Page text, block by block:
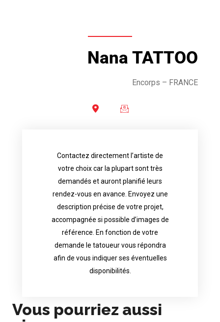
Nana TATTOO
Encorps – FRANCE
Contactez directement l’artiste de
votre choix car la plupart sont très
demandés et auront planifié leurs
rendez-vous en avance. Envoyez une
description précise de votre projet,
accompagnée si possible d’images de
référence. En fonction de votre
demande le tatoueur vous répondra
afin de vous indiquer ses éventuelles
disponibilités.
Contact directly the artist of your
choice because most are in great
appointments in advance. Send an
accurate description of your project, if
possible attached with reference
images. Depending your request, the
tattoo artist will answer to tell you his
Vous pourriez aussi